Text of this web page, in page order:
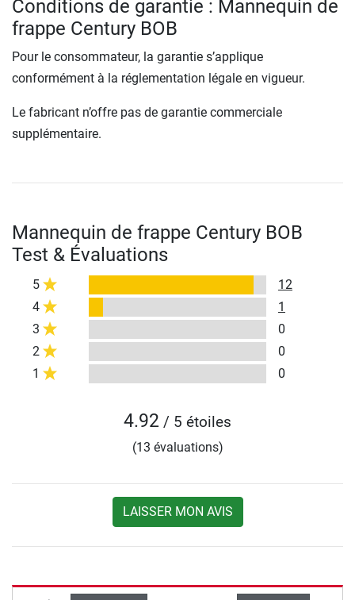
Conditions de garantie : Mannequin de
frappe Century BOB
Pour le consommateur, la garantie s’applique
conformément à la réglementation légale en vigueur.
Le fabricant n’offre pas de garantie commerciale
supplémentaire.
Mannequin de frappe Century BOB
Test & Évaluations
5
12
4
1
3
0
2
0
1
0
4.92 / 5 étoiles
(13 évaluations)
LAISSER MON AVIS